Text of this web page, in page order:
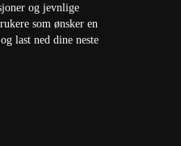
og jevnlige
som ønsker en
last ned dine neste